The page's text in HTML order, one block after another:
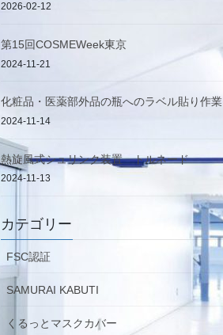
2026-02-12
第15回COSMEWeek東京
2024-11-21
化粧品・医薬部外品の瓶へのラベル貼り作業
2024-11-14
熱旋風式シュリンク装置 トルネード
2024-11-13
カテゴリー
FSC認証
SAMURAI KABUTI
くるっとマスクカバー